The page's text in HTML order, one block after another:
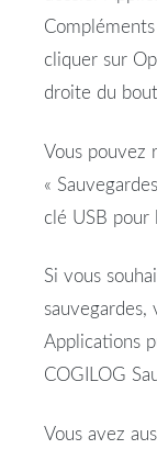
cliquer sur
droite du
Vous pouvez
«
clé USB pour
Si vous
Applications
COGILOG
Vous avez